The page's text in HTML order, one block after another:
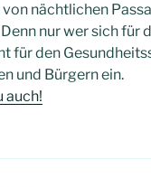
nächtlichen
nur wer sich für
für den
und Bürgern ein.
auch!